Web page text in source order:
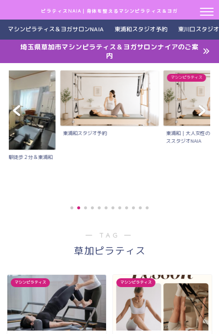
ピラティスNAIA｜身体を整えるマシンピラティス＆ヨガ
マシンピラティス＆ヨガサロンNAIA 東浦和スタジオ予約 東川口スタジ
埼玉県草加市マシンピラティス＆ヨガサロンナイアのご案
内
口駅徒歩２分＆東浦和
東浦和スタジオ予約
マシンピラティス
東浦和｜大人女性のた
ススタジオNAIA
― TAG ―
草加ピラティス
マシンピラティス マシンピラティス